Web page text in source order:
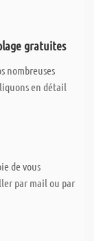
gratuites
nombreuses
en détail
de vous
par mail ou par